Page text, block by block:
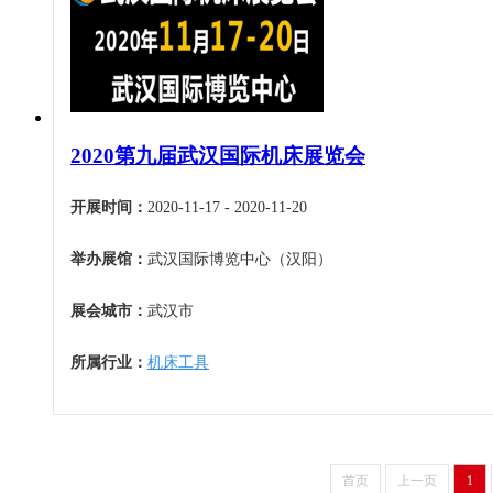
宁夏
香港
澳门
2020第九届武汉国际机床展览会
开展时间： 2020-11-17 - 2020-11-20
举办展馆： 武汉国际博览中心（汉阳）
展会城市： 武汉市
所属行业： 机床工具
首页 上一页 1